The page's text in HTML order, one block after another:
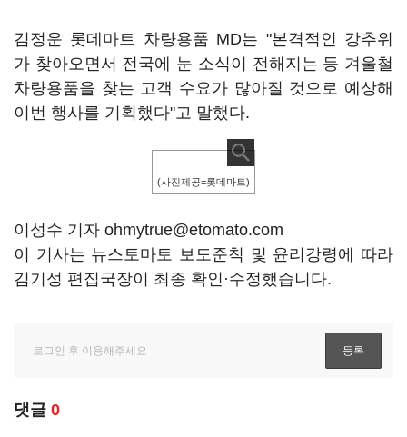
김정운 롯데마트 차량용품 MD는 "본격적인 강추위
가 찾아오면서 전국에 눈 소식이 전해지는 등 겨울철
차량용품을 찾는 고객 수요가 많아질 것으로 예상해
이번 행사를 기획했다"고 말했다.
(사진제공=롯데마트)
이성수 기자 ohmytrue@etomato.com
이 기사는 뉴스토마토 보도준칙 및 윤리강령에 따라
김기성 편집국장이 최종 확인·수정했습니다.
댓글 0